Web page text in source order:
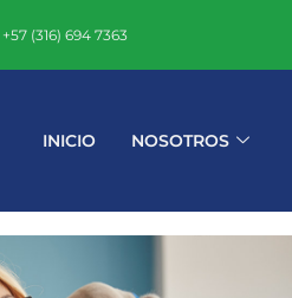
+57 (316) 694 7363
INICIO NOSOTROS